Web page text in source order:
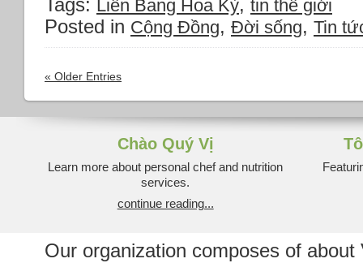
Liên Bang Hoa Kỳ tin thế giới
Posted in Cộng Đồng, Đời sống, Tin
« Older Entries
Chào Quý Vị
Learn more about personal chef and nutrition
services.
continue reading...
Our organization composes of